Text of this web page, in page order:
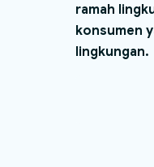
ramah
konsumen
lingkungan.